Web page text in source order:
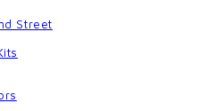
Street